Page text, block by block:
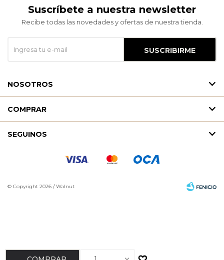
1
Suscríbete a nuestra newsletter
Recibe todas las novedades y ofertas de nuestra tienda.
SUSCRIBIRME
NOSOTROS
COMPRAR
SEGUINOS
© Copyright 2026 / Walnut